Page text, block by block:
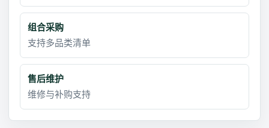
组合采购
支持多品类清单
售后维护
维修与补购支持